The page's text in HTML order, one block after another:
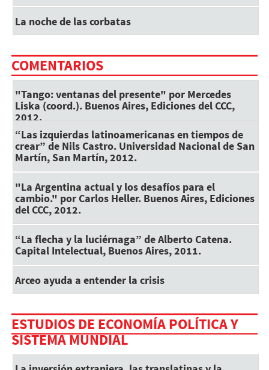
La noche de las corbatas
COMENTARIOS
"Tango: ventanas del presente" por Mercedes
Liska (coord.). Buenos Aires, Ediciones del CCC,
2012.
“Las izquierdas latinoamericanas en tiempos de
crear” de Nils Castro. Universidad Nacional de San
Martín, San Martín, 2012.
"La Argentina actual y los desafíos para el
cambio." por Carlos Heller. Buenos Aires, Ediciones
del CCC, 2012.
“La flecha y la luciérnaga” de Alberto Catena.
Capital Intelectual, Buenos Aires, 2011.
Arceo ayuda a entender la crisis
ESTUDIOS DE ECONOMÍA POLÍTICA Y
SISTEMA MUNDIAL